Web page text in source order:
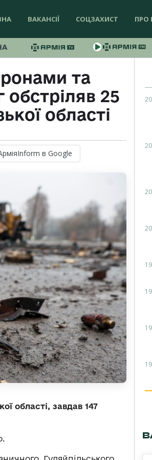
ВАКАНСІЇ СОЦЗАХИСТ ПРО
та
25
області
в Google
області, завдав 147